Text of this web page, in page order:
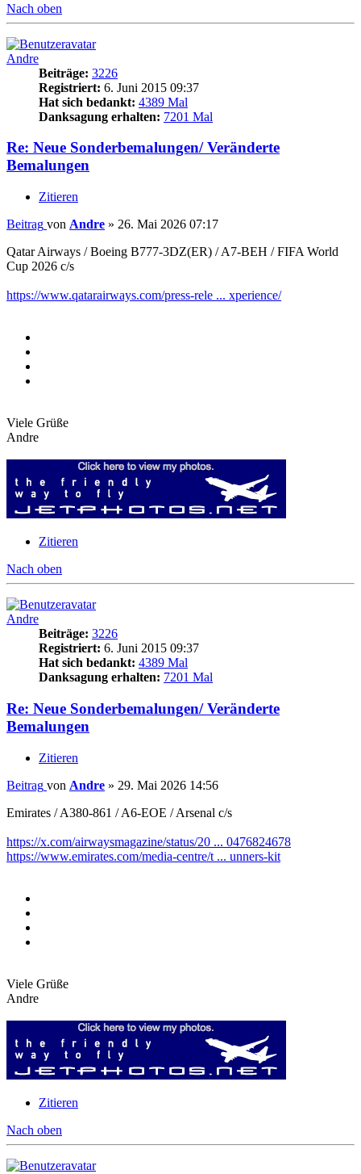
Nach oben
Andre
Beiträge: 3226
Registriert: 6. Juni 2015 09:37
Hat sich bedankt: 4389 Mal
Danksagung erhalten: 7201 Mal
Re: Neue Sonderbemalungen/ Veränderte
Bemalungen
Zitieren
Beitrag von Andre » 26. Mai 2026 07:17
Qatar Airways / Boeing B777-3DZ(ER) / A7-BEH / FIFA World
Cup 2026 c/s
https://www.qatarairways.com/press-rele ... xperience/
Viele Grüße
Andre
Zitieren
Nach oben
Andre
Beiträge: 3226
Registriert: 6. Juni 2015 09:37
Hat sich bedankt: 4389 Mal
Danksagung erhalten: 7201 Mal
Re: Neue Sonderbemalungen/ Veränderte
Bemalungen
Zitieren
Beitrag von Andre » 29. Mai 2026 14:56
Emirates / A380-861 / A6-EOE / Arsenal c/s
https://x.com/airwaysmagazine/status/20 ... 0476824678
https://www.emirates.com/media-centre/t ... unners-kit
Viele Grüße
Andre
Zitieren
Nach oben